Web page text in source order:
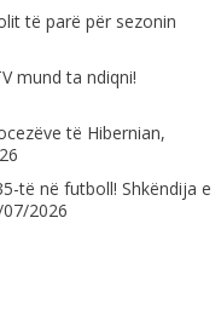
të parë për sezonin
mund ta ndiqni!
të Hibernian,
të në futboll! Shkëndija e
2026